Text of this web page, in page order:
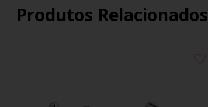
Produtos Relacionados